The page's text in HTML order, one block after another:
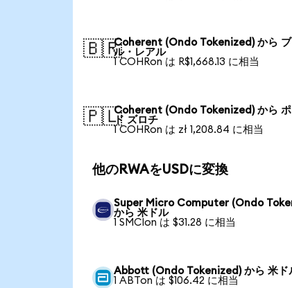
🇧🇷Coherent (Ondo Tokenized) から ブ
ル・レアル
1 COHRon は R$1,668.13 に相当
🇵🇱Coherent (Ondo Tokenized) から ポ
ド ズロチ
1 COHRon は zł 1,208.84 に相当
他のRWAをUSDに変換
Super Micro Computer (Ondo
から 米ドル
1 SMCIon は $31.28 に相当
Abbott (Ondo Tokenized) から 米ド
1 ABTon は $106.42 に相当